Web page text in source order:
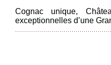
Cognac unique,
exceptionnelles d’une